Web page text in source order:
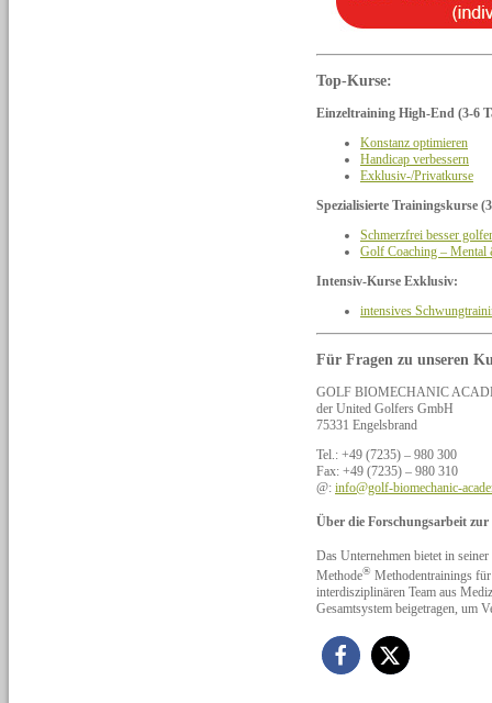
Top-Kurse:
Einzeltraining High-End (3-6
Konstanz optimieren
Handicap verbessern
Exklusiv-/Privatkurse
Spezialisierte Trainingskurse
Schmerzfrei besser
Golf Coaching – Mental
Intensiv-Kurse Exklusiv:
intensives
Für Fragen zu unseren
GOLF BIOMECHANIC
der United Golfers GmbH
75331 Engelsbrand
Tel.: +49 (7235) – 980 300
Fax: +49 (7235) – 980 310
@: info@golf-biomechanic-
Über die Forschungsarbeit
Das Unternehmen bietet in
Methode® Methodentrainings für
interdisziplinären Team aus
Gesamtsystem beigetragen, um